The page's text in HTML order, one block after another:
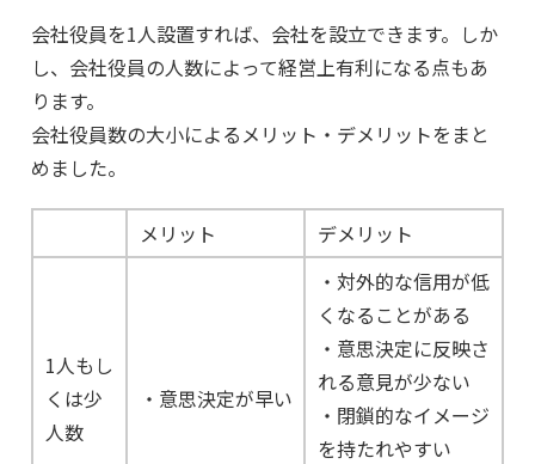
会社役員を1人設置すれば、会社を設立できます。しか
し、会社役員の人数によって経営上有利になる点もあ
ります。
会社役員数の大小によるメリット・デメリットをまと
めました。
メリット デメリット
1人もし
くは少
人数
・意思決定が早い
・対外的な信用が低
くなることがある
・意思決定に反映さ
れる意見が少ない
・閉鎖的なイメージ
を持たれやすい